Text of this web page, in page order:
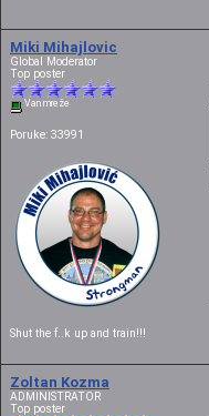
Miki Mihajlovic
Global Moderator
Top poster
Van mreže
Poruke: 33991
Shut the f..k up and train!!!
Zoltan Kozma
ADMINISTRATOR
Top poster